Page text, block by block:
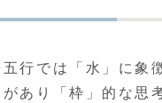
五行では「水」に
あり「枠」的な思